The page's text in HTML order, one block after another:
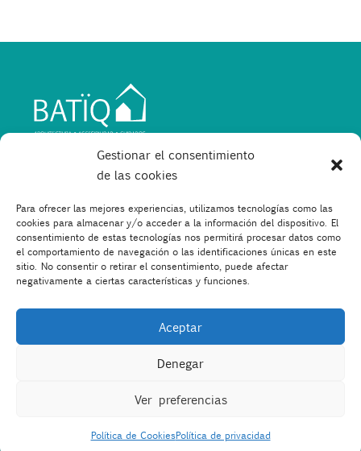
Gestionar el consentimiento
de las cookies
Para ofrecer las mejores experiencias, utilizamos tecnologías como las
cookies para almacenar y/o acceder a la información del dispositivo. El
consentimiento de estas tecnologías nos permitirá procesar datos como
el comportamiento de navegación o las identificaciones únicas en este
sitio. No consentir o retirar el consentimiento, puede afectar
negativamente a ciertas características y funciones.
Aceptar
Denegar
Ver preferencias
Política de CookiesPolítica de privacidad
DÓNDE ENCONTRARNOS
C/ Reina Mercedes, 1-3, 28020 Madrid
info@batiq.org